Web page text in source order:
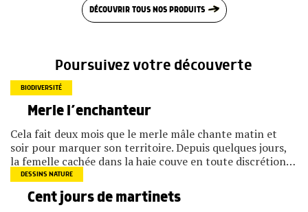
DÉCOUVRIR TOUS NOS PRODUITS
Poursuivez votre découverte
BIODIVERSITÉ
Merle l’enchanteur
Cela fait deux mois que le merle mâle chante matin et
soir pour marquer son territoire. Depuis quelques jours,
la femelle cachée dans la haie couve en toute discrétion…
DESSINS NATURE
Cent jours de martinets